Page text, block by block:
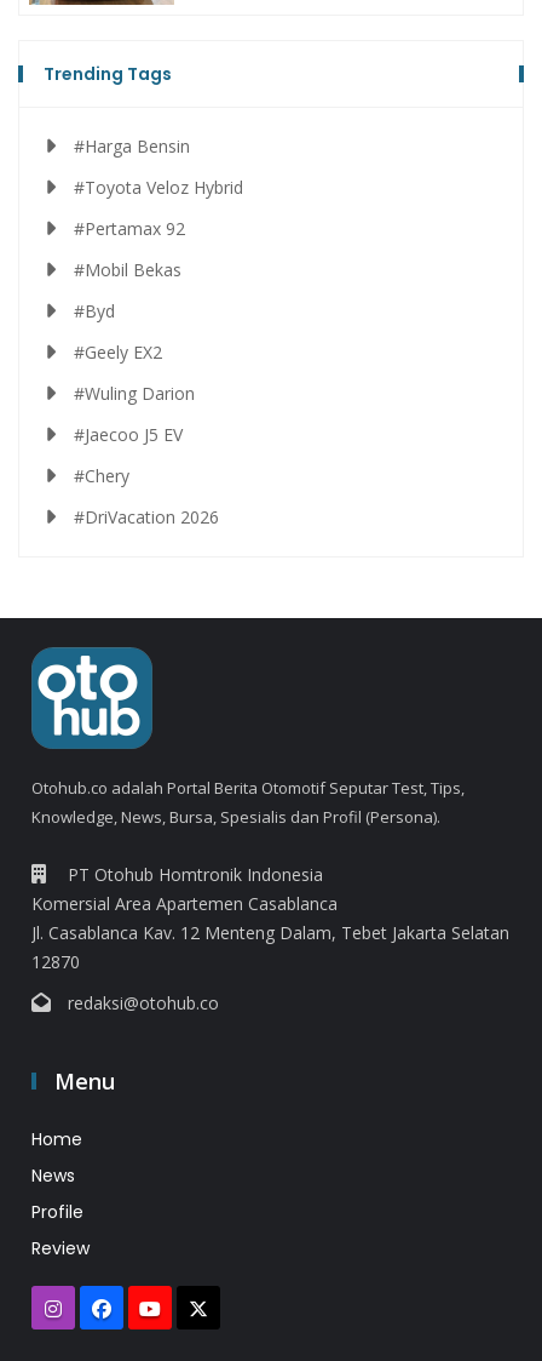
Trending Tags
#Harga Bensin
#Toyota Veloz Hybrid
#Pertamax 92
#Mobil Bekas
#Byd
#Geely EX2
#Wuling Darion
#Jaecoo J5 EV
#Chery
#DriVacation 2026
Otohub.co adalah Portal Berita Otomotif Seputar Test, Tips,
Knowledge, News, Bursa, Spesialis dan Profil (Persona).
PT Otohub Homtronik Indonesia
Komersial Area Apartemen Casablanca
Jl. Casablanca Kav. 12 Menteng Dalam, Tebet Jakarta Selatan
12870
redaksi@otohub.co
Menu
Home
News
Profile
Review